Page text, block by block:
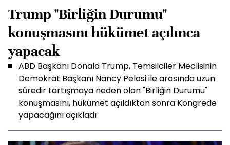
Trump "Birliğin Durumu"
konuşmasını hükümet açılınca
yapacak
ABD Başkanı Donald Trump, Temsilciler Meclisinin
Demokrat Başkanı Nancy Pelosi ile arasında uzun
süredir tartışmaya neden olan "Birliğin Durumu"
konuşmasını, hükümet açıldıktan sonra Kongrede
yapacağını açıkladı